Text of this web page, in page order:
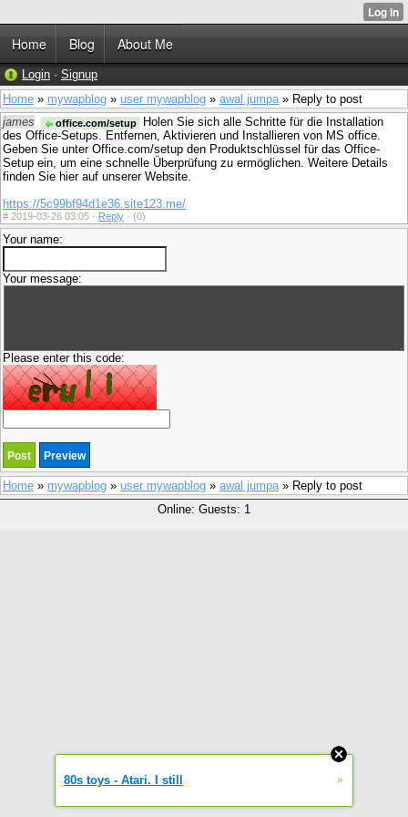
Home Blog About Me
Login · Signup
Home » mywapblog » user mywapblog » awal jumpa» Reply to post
james
office.com/setup
Holen Sie sich alle Schritte für die Installation
des Office-Setups. Entfernen, Aktivieren und Installieren von MS office.
Geben Sie unter Office.com/setup den Produktschlüssel für das Office-
Setup ein, um eine schnelle Überprüfung zu ermöglichen. Weitere Details
finden Sie hier auf unserer Website.
https://5c99bf94d1e36.site123.me/
# 2019-03-26 03:05 · Reply · (0)
Your name:
Your message:
Please enter this code:
Home » mywapblog » user mywapblog » awal jumpa» Reply to post
Online: Guests: 1
80s toys - Atari. I still »